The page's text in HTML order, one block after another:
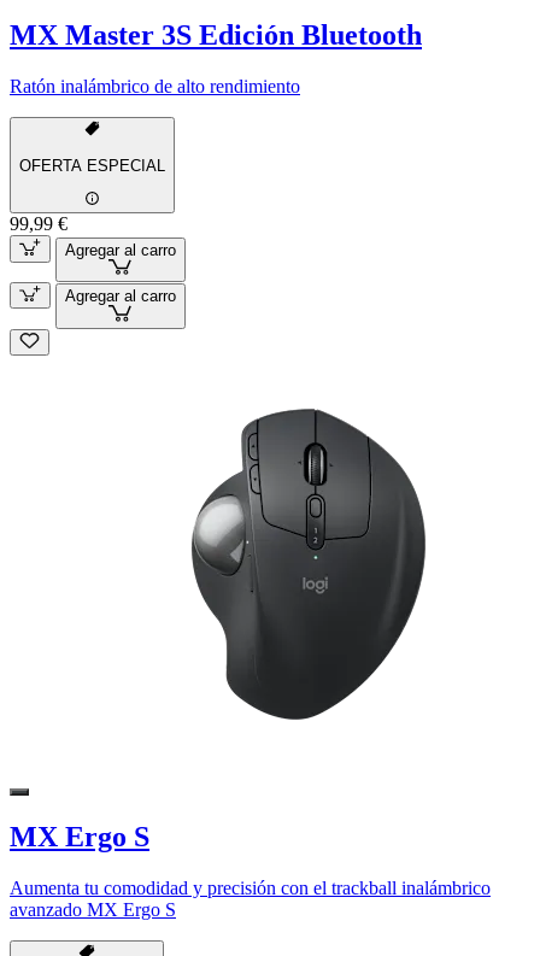
MX Master 3S Edición Bluetooth
Ratón inalámbrico de alto rendimiento
OFERTA ESPECIAL
99,99 €
Agregar al carro
Agregar al carro
MX Ergo S
Aumenta tu comodidad y precisión con el trackball inalámbrico
avanzado MX Ergo S